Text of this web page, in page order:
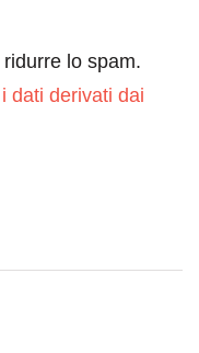
lo spam.
dati derivati dai